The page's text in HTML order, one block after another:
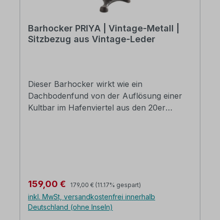
Barhocker PRIYA | Vintage-Metall |
Sitzbezug aus Vintage-Leder
Dieser Barhocker wirkt wie ein
Dachbodenfund von der Auflösung einer
Kultbar im Hafenviertel aus den 20er
Wände. Eignet sich perfekt, um die Hausbar
im Keller aufzupeppen. Durch die
praktische Fußablage und den stabilen
Dreifuß stimmt auch die Sitzqualität. Vintage
Verkaufspreis:
159,00 € Regulärer Preis:
179,00 € (11.17% gespart)
inkl. MwSt, versandkostenfrei innerhalb
Deutschland (ohne Inseln)